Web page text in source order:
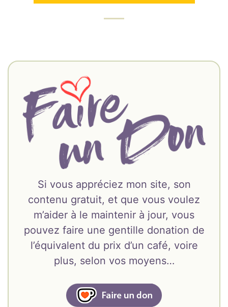
Si vous appréciez mon site, son
contenu gratuit, et que vous voulez
m’aider à le maintenir à jour, vous
pouvez faire une gentille donation de
l’équivalent du prix d’un café, voire
plus, selon vos moyens…